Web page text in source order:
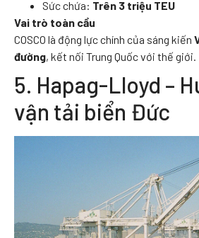
Sức chứa: Trên 3 triệu TEU
Vai trò toàn cầu
COSCO là động lực chính của sáng kiến
đường, kết nối Trung Quốc với thế giới.
5. Hapag-Lloyd –
vận tải biển Đức